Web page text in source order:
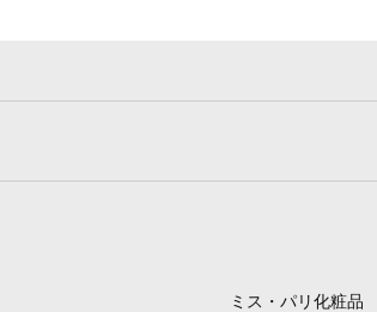
ミス・パリ化粧品